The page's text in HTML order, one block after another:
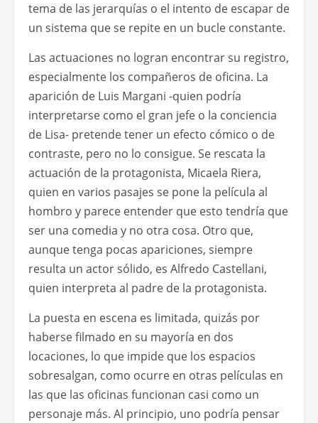
tema de las jerarquías o el intento de escapar de
un sistema que se repite en un bucle constante.
Las actuaciones no logran encontrar su registro,
especialmente los compañeros de oficina. La
aparición de Luis Margani -quien podría
interpretarse como el gran jefe o la conciencia
de Lisa- pretende tener un efecto cómico o de
contraste, pero no lo consigue. Se rescata la
actuación de la protagonista, Micaela Riera,
quien en varios pasajes se pone la película al
hombro y parece entender que esto tendría que
ser una comedia y no otra cosa. Otro que,
aunque tenga pocas apariciones, siempre
resulta un actor sólido, es Alfredo Castellani,
quien interpreta al padre de la protagonista.
La puesta en escena es limitada, quizás por
haberse filmado en su mayoría en dos
locaciones, lo que impide que los espacios
sobresalgan, como ocurre en otras películas en
las que las oficinas funcionan casi como un
personaje más. Al principio, uno podría pensar